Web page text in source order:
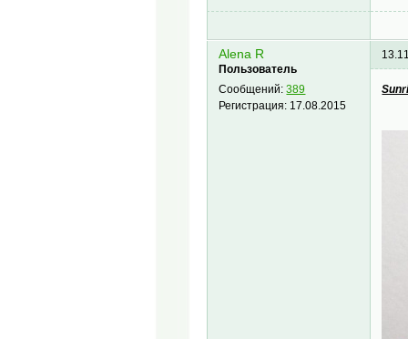
Alena R
Пользователь
Сообщений:389
Регистрация: 17.08.2015